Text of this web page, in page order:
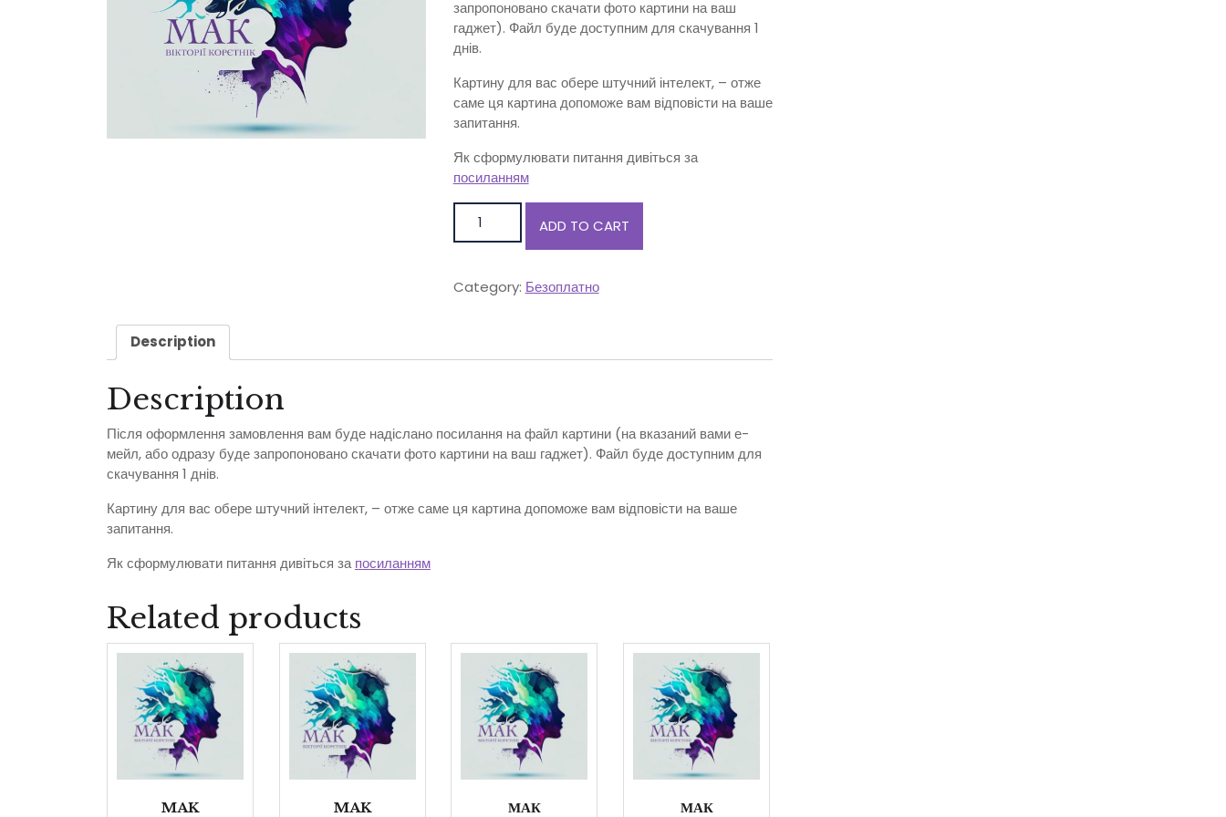
запропоновано скачати фото картини на ваш
гаджет). Файл буде доступним для скачування 1
днів.
Картину для вас обере штучний інтелект, – отже
саме ця картина допоможе вам відповісти на ваше
запитання.
Як сформулювати питання дивіться за
посиланням
МАК quantity
ADD TO CART
Category: Безоплатно
Description
Description
Після оформлення замовлення вам буде надіслано посилання на файл картини (на вказаний вами е-
мейл, або одразу буде запропоновано скачати фото картини на ваш гаджет). Файл буде доступним для
скачування 1 днів.
Картину для вас обере штучний інтелект, – отже саме ця картина допоможе вам відповісти на ваше
запитання.
Як сформулювати питання дивіться запосиланням
Related products
MAK MAK МАК МАК